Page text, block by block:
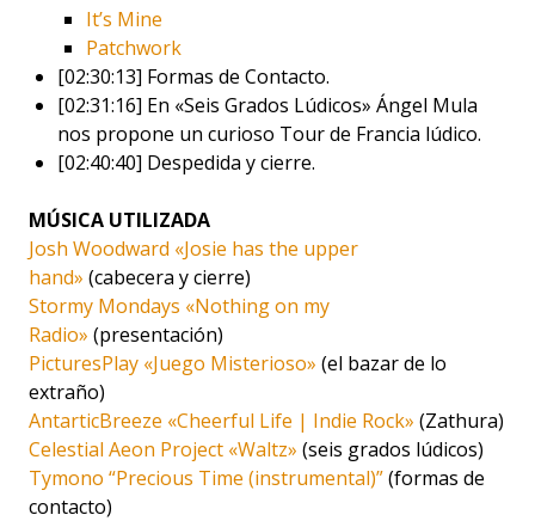
It’s Mine
Patchwork
[02:30:13] Formas de Contacto.
[02:31:16] En «Seis Grados Lúdicos» Ángel Mula
nos propone un curioso Tour de Francia lúdico.
[02:40:40] Despedida y cierre.
MÚSICA UTILIZADA
Josh Woodward «Josie has the upper
hand» (cabecera y cierre)
Stormy Mondays «Nothing on my
Radio» (presentación)
PicturesPlay «Juego Misterioso» (el bazar de lo
extraño)
AntarticBreeze «Cheerful Life | Indie Rock» (Zathura)
Celestial Aeon Project «Waltz» (seis grados lúdicos)
Tymono “Precious Time (instrumental)”(formas de
contacto)